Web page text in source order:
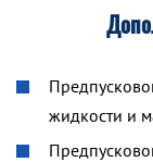
жидкости и